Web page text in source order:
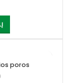
poros